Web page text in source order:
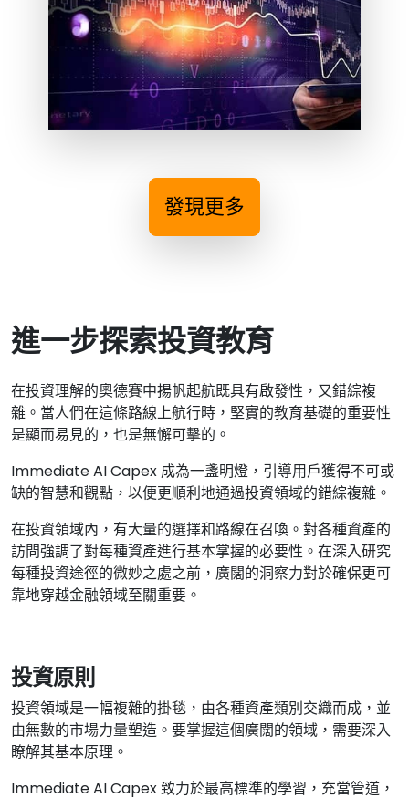
發現更多
進一步探索投資教育
在投資理解的奧德賽中揚帆起航既具有啟發性，又錯綜複
雜。當人們在這條路線上航行時，堅實的教育基礎的重要性
是顯而易見的，也是無懈可擊的。
Immediate AI Capex 成為一盞明燈，引導用戶獲得不可或
缺的智慧和觀點，以便更順利地通過投資領域的錯綜複雜。
在投資領域內，有大量的選擇和路線在召喚。對各種資產的
訪問強調了對每種資產進行基本掌握的必要性。在深入研究
每種投資途徑的微妙之處之前，廣闊的洞察力對於確保更可
靠地穿越金融領域至關重要。
投資原則
投資領域是一幅複雜的掛毯，由各種資產類別交織而成，並
由無數的市場力量塑造。要掌握這個廣闊的領域，需要深入
瞭解其基本原理。
Immediate AI Capex 致力於最高標準的學習，充當管道，